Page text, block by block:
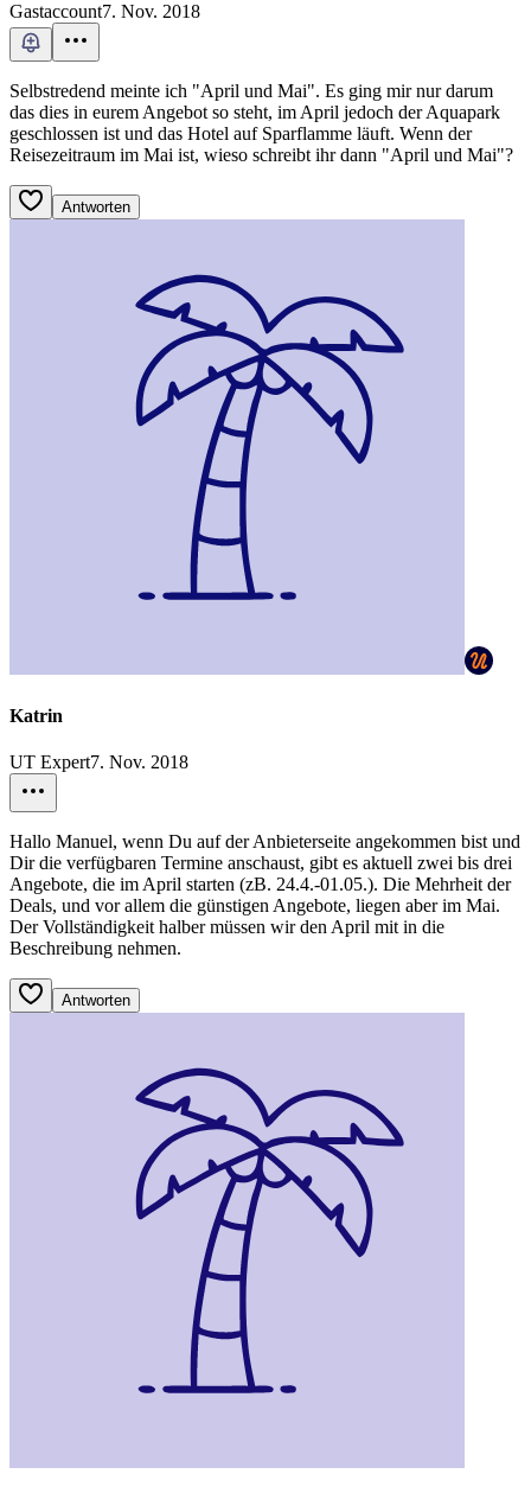
Gastaccount7. Nov. 2018
Selbstredend meinte ich "April und Mai". Es ging mir nur darum
das dies in eurem Angebot so steht, im April jedoch der Aquapark
geschlossen ist und das Hotel auf Sparflamme läuft. Wenn der
Reisezeitraum im Mai ist, wieso schreibt ihr dann "April und Mai"?
Antworten
Katrin
UT Expert7. Nov. 2018
Hallo Manuel, wenn Du auf der Anbieterseite angekommen bist und
Dir die verfügbaren Termine anschaust, gibt es aktuell zwei bis drei
Angebote, die im April starten (zB. 24.4.-01.05.). Die Mehrheit der
Deals, und vor allem die günstigen Angebote, liegen aber im Mai.
Der Vollständigkeit halber müssen wir den April mit in die
Beschreibung nehmen.
Antworten